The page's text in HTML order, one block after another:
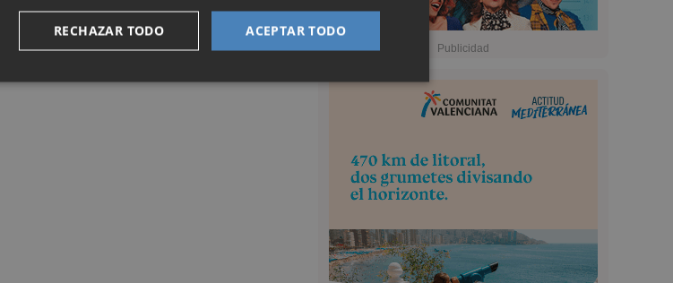
ACEPTAR TODO
RECHAZAR TODO